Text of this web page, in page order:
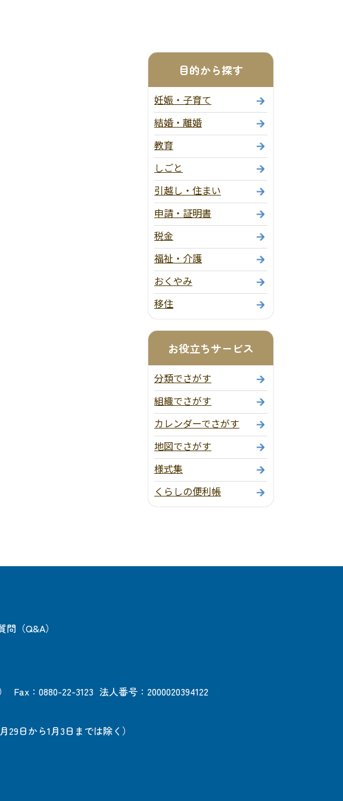
目的から探す
妊娠・子育て
結婚・離婚
教育
しごと
引越し・住まい
申請・証明書
税金
福祉・介護
おくやみ
移住
お役立ちサービス
分類でさがす
組織でさがす
カレンダーでさがす
地図でさがす
様式集
くらしの便利帳
問（Q&A）
Fax：0880-22-3123 法人番号：2000020394122
29日から1月3日までは除く）